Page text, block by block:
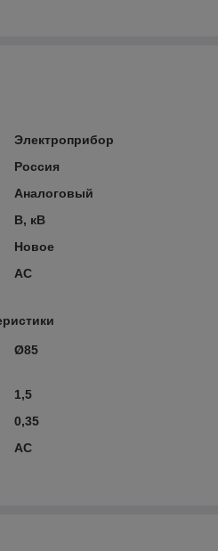
Электроприбор
Россия
Аналоговый
В, кВ
Новое
AC
Ø85
1,5
0,35
AC